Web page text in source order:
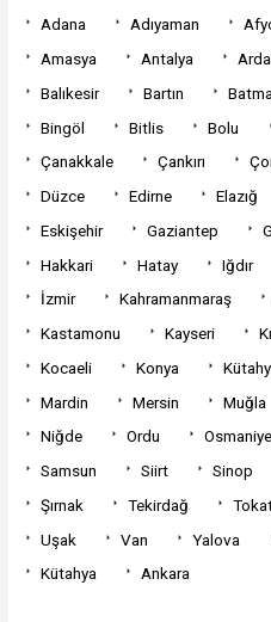
Adana Adıyaman
Amasya
Antalya
Balıkesir
Bartın
Bingöl
Bitlis Bolu
Çanakkale
Çankırı
Düzce
Edirne Elazığ
Eskişehir
Gaziantep
Hakkari
Hatay Iğdır
İzmir
Kahramanmaraş
Kastamonu
Kayseri
Kocaeli
Konya
Mardin
Mersin Muğla
Niğde
Ordu Osmaniye
Samsun
Siirt Sinop
Şırnak
Tekirdağ
Uşak
Van Yalova
Kütahya
Ankara